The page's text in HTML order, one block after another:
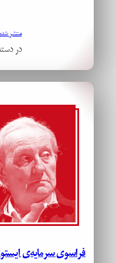
منتشر شده در
در
فراسوی سرمایه‌ی